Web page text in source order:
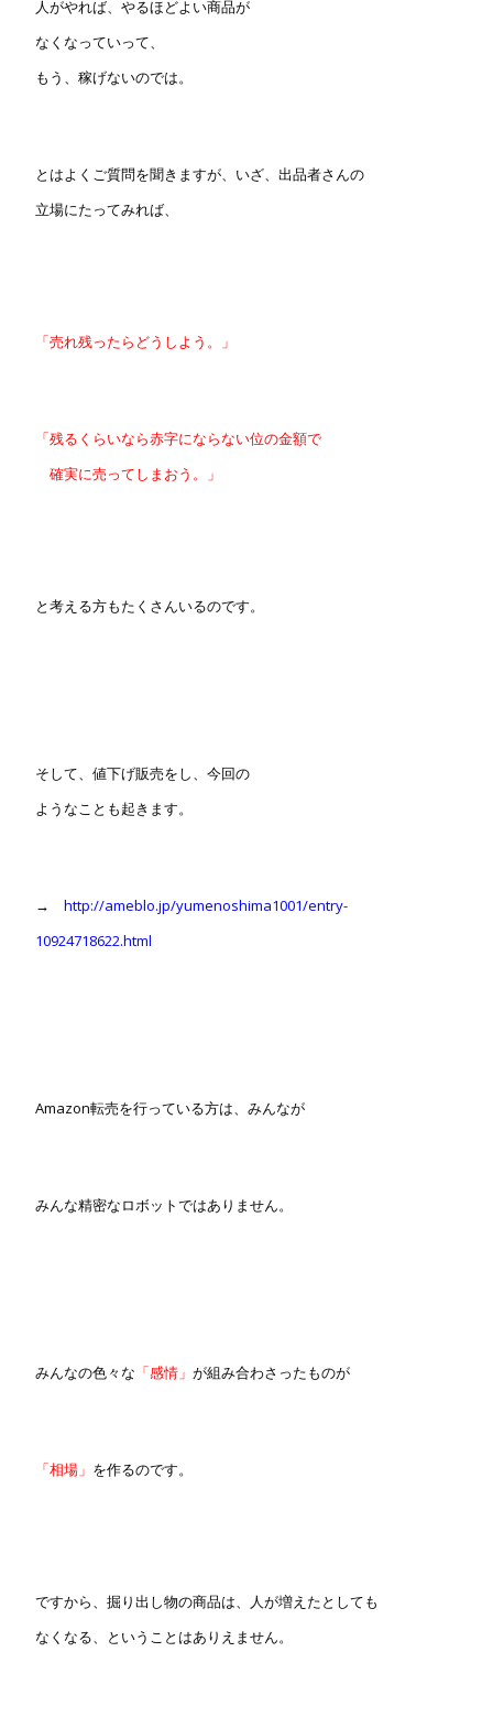
人がやれば、やるほどよい商品が
なくなっていって、
もう、稼げないのでは。
とはよくご質問を聞きますが、いざ、出品者さんの
立場にたってみれば、
「売れ残ったらどうしよう。」
「残るくらいなら赤字にならない位の金額で
確実に売ってしまおう。」
と考える方もたくさんいるのです。
そして、値下げ販売をし、今回の
ようなことも起きます。
→ http://ameblo.jp/yumenoshima1001/entry-
10924718622.html
Amazon転売を行っている方は、みんなが
みんな精密なロボットではありません。
みんなの色々な 「感情」 が組み合わさったものが
「相場」 を作るのです。
ですから、掘り出し物の商品は、人が増えたとしても
なくなる、ということはありえません。